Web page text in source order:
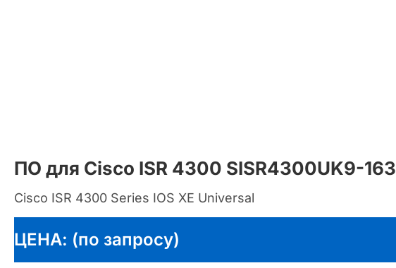
ПО для Cisco ISR 4300 SISR4300UK9-163
Cisco ISR 4300 Series IOS XE Universal
ЦЕНА: (по запросу)